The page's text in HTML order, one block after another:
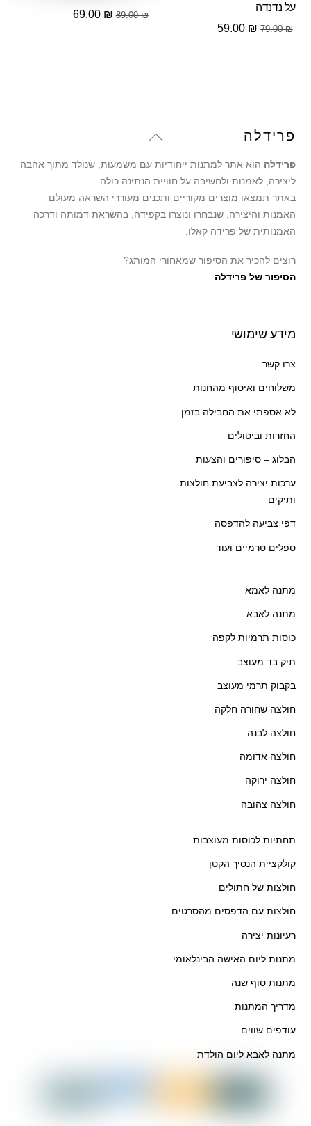
על נדנדה
79.00₪
המחיר
59.00 ₪
89.00₪
המחיר
69.00 ₪
המחיר
Back
Top
פרידלה
פרידלה הוא אתר למתנות ייחודיות עם משמעות, שנולד מתוך אהבה
ליצירה, לאמנות ולחשיבה על חוויית הנתינה כולה.
באתר תמצאו מוצרים מקוריים ותכנים מעוררי השראה מעולם
האמנות והיצירה, שנבחרו ונוצרו בקפידה, בהשראת דמותה ודרכה
האמנותית של פרידה קאלו.
רוצים להכיר את הסיפור שמאחורי המותג?
הסיפור של פרידלה
מידע שימושי
צרו קשר
משלוחים ואיסוף מהחנות
לא אספתי את החבילה בזמן
החזרות וביטולים
הבלוג – סיפורים והצעות
ערכות יצירה לצביעת חולצות
ותיקים
דפי צביעה להדפסה
ספלים טרמיים ועוד
מתנה לאמא
מתנה לאבא
כוסות תרמיות לקפה
תיק בד מעוצב
בקבוק תרמי מעוצב
חולצה שחורה חלקה
חולצה לבנה
חולצה אדומה
חולצה ירוקה
חולצה צהובה
תחתיות לכוסות מעוצבות
קולקציית הנסיך הקטן
חולצות של חתולים
חולצות עם הדפסים מהסרטים
רעיונות יצירה
מתנות ליום האישה הבינלאומי
מתנות סוף שנה
מדריך המתנות
עודפים שווים
מתנה לאבא ליום הולדת